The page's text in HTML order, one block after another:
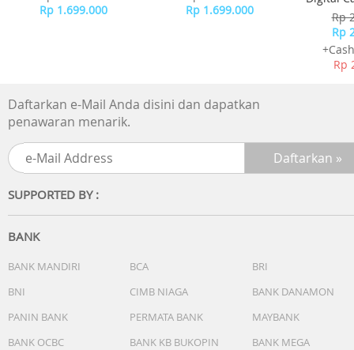
Dynamic Island
Kecerahan maks 1.000 nit (umum); kecerahan puncak
nit (HDR); kecerahan puncak 2.000 nit (luar ruangan);
kecerahan minimum 1 nit
Lapisan oleophobic anti sidik jari
bersamaan
Tahan Cipratan, Air, dan Debu3
30 menit) menurut standar IEC 60529
Chip A18
CPU 6-core baru dengan 2 core performa dan 4 core
Rp 1.699.000
Rp 1.699.000
Rp
Rp
Rp
Daftarkan e-Mail Anda disini dan dapatkan
penawaran menarik.
SUPPORTED BY :
BANK
BANK MANDIRI BCA
BRI
BNI
CIMB NIAGA
BANK DANAMON
PANIN BANK
PERMATA BANK
MAYBANK
BANK OCBC
BANK KB BUKOPIN
BANK MEGA